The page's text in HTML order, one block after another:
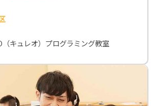
（キュレオ）プログラミング教室